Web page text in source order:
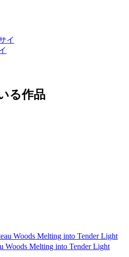
る作品
Woods Melting into Tender Light